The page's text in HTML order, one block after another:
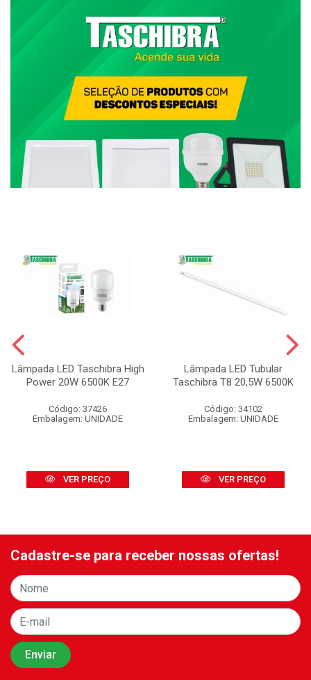
Lâmpada LED Taschibra High
Power 20W 6500K E27
Código: 37426
Embalagem: UNIDADE
VER PREÇO
Lâmpada LED Tubular
Taschibra T8 20,5W 6500K
Código: 34102
Embalagem: UNIDADE
VER PREÇO
Cadastre-se para receber nossas ofertas!